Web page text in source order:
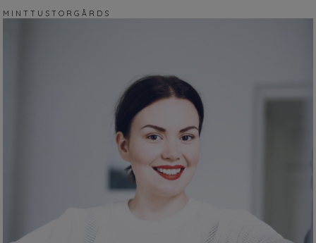
M I N T T U S T O R G Å R D S